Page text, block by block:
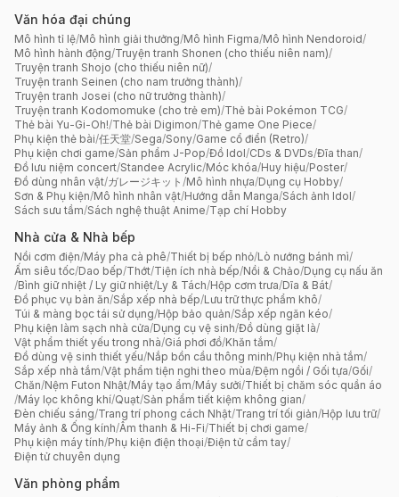
Văn hóa đại chúng
Mô hình tỉ lệ/Mô hình giải thưởng/Mô hình Figma/Mô hình Nendoroid/
Mô hình hành động/Truyện tranh Shonen (cho thiếu niên nam)/
Truyện tranh Shojo (cho thiếu niên nữ)/
Truyện tranh Seinen (cho nam trưởng thành)/
Truyện tranh Josei (cho nữ trưởng thành)/
Truyện tranh Kodomomuke (cho trẻ em)/Thẻ bài Pokémon TCG/
Thẻ bài Yu-Gi-Oh!/Thẻ bài Digimon/Thẻ game One Piece/
Phụ kiện thẻ bài/任天堂/Sega/Sony/Game cổ điển (Retro)/
Phụ kiện chơi game/Sản phẩm J-Pop/Đồ Idol/CDs & DVDs/Đĩa than/
Đồ lưu niệm concert/Standee Acrylic/Móc khóa/Huy hiệu/Poster/
Đồ dùng nhân vật/ガレージキット /Mô hình nhựa/Dụng cụ Hobby/
Sơn & Phụ kiện/Mô hình nhân vật/Hướng dẫn Manga/Sách ảnh Idol/
Sách sưu tầm/Sách nghệ thuật Anime/Tạp chí Hobby
Nhà cửa & Nhà bếp
Nồi cơm điện/Máy pha cà phê/Thiết bị bếp nhỏ/Lò nướng bánh mì/
Ấm siêu tốc/Dao bếp/Thớt/Tiện ích nhà bếp/Nồi & Chảo/Dụng cụ nấu ăn
/Bình giữ nhiệt / Ly giữ nhiệt/Ly & Tách/Hộp cơm trưa/Dĩa & Bát/
Đồ phục vụ bàn ăn/Sắp xếp nhà bếp/Lưu trữ thực phẩm khô/
Túi & màng bọc tái sử dụng/Hộp bảo quản/Sắp xếp ngăn kéo/
Phụ kiện làm sạch nhà cửa/Dụng cụ vệ sinh/Đồ dùng giặt là/
Vật phẩm thiết yếu trong nhà/Giá phơi đồ/Khăn tắm/
Đồ dùng vệ sinh thiết yếu/Nắp bồn cầu thông minh/Phụ kiện nhà tắm/
Sắp xếp nhà tắm/Vật phẩm tiện nghi theo mùa/Đệm ngồi / Gối tựa/Gối/
Chăn/Nệm Futon Nhật/Máy tạo ẩm/Máy sưởi/Thiết bị chăm sóc quần áo
/Máy lọc không khí/Quạt/Sản phẩm tiết kiệm không gian/
Đèn chiếu sáng/Trang trí phong cách Nhật/Trang trí tối giản/Hộp lưu trữ/
Máy ảnh & Ống kính/Âm thanh & Hi-Fi/Thiết bị chơi game/
Phụ kiện máy tính/Phụ kiện điện thoại/Điện tử cầm tay/
Điện tử chuyên dụng
Văn phòng phẩm